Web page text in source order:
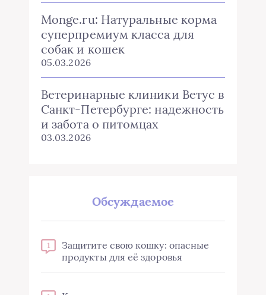
Monge.ru: Натуральные корма
суперпремиум класса для
собак и кошек
05.03.2026
Ветеринарные клиники Ветус в
Санкт-Петербурге: надежность
и забота о питомцах
03.03.2026
Обсуждаемое
1
Защитите свою кошку: опасные
продукты для её здоровья